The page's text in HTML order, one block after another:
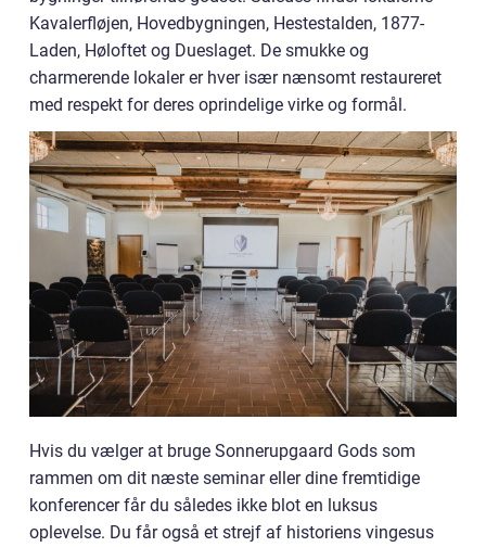
Kavalerfløjen, Hovedbygningen, Hestestalden, 1877-
Laden, Høloftet og Dueslaget. De smukke og
charmerende lokaler er hver især nænsomt restaureret
med respekt for deres oprindelige virke og formål.
Hvis du vælger at bruge Sonnerupgaard Gods som
rammen om dit næste seminar eller dine fremtidige
konferencer får du således ikke blot en luksus
oplevelse. Du får også et strejf af historiens vingesus